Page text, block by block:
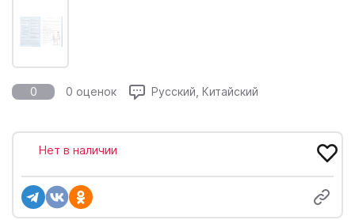
0 0 оценок Русский, Китайский
Нет в наличии